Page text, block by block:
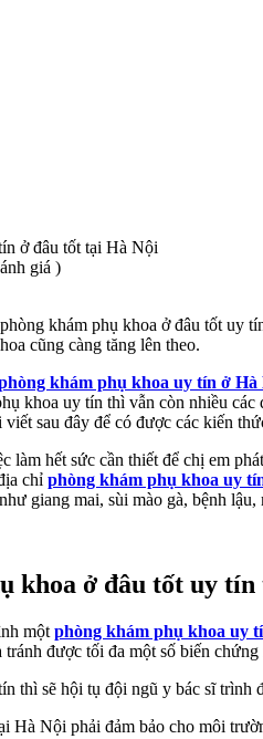
ở đâu tốt tại Hà Nội
giá )
khám phụ khoa ở đâu tốt uy
cũng càng tăng lên theo.
khám phụ khoa uy tín ở Hà
khoa uy tín thì vẫn còn nhiều
sau đây để có được các kiến
làm hết sức cần thiết để chị em
chỉ phòng khám phụ khoa uy
giang mai, sùi mào gà, bệnh
khoa ở đâu tốt uy
một phòng khám phụ khoa uy
được tối đa một số biến
thì sẽ hội tụ đội ngũ y bác sĩ trình
Nội phải đảm bảo cho môi